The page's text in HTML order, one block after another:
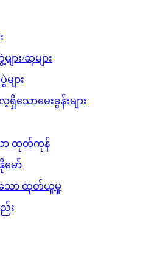
ား/ဆုများ
များ
သောမေးခွန်းများ
ာ ထုတ်ကုန်
ော်
ော ထုတ်ယူမှု
း